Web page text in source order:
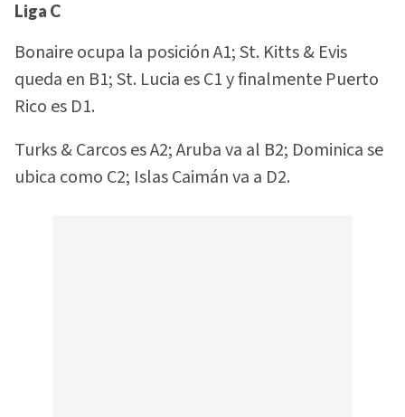
Liga C
Bonaire ocupa la posición A1; St. Kitts & Evis
queda en B1; St. Lucia es C1 y finalmente Puerto
Rico es D1.
Turks & Carcos es A2; Aruba va al B2; Dominica se
ubica como C2; Islas Caimán va a D2.